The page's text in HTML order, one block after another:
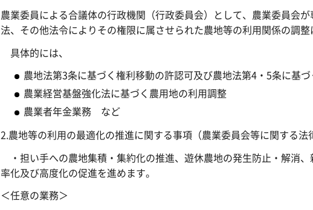
農業委員による合議体の行政機関（行政委員会）として、農業委員会
法、その他法令によりその権限に属させられた農地等の利用関係の調整
具体的には、
農地法第3条に基づく権利移動の許認可及び農地法第4・5条に基
農業経営基盤強化法に基づく農用地の利用調整
農業者年金業務 など
2.農地等の利用の最適化の推進に関する事項（農業委員会等に関する法
・担い手への農地集積・集約化の推進、遊休農地の発生防止・解消
率化及び高度化の促進を進めます。
＜任意の業務＞